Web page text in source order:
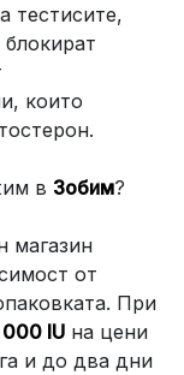
тестисите,
които
в Зобим?
магазин
от
При
IU на цени
и до два дни